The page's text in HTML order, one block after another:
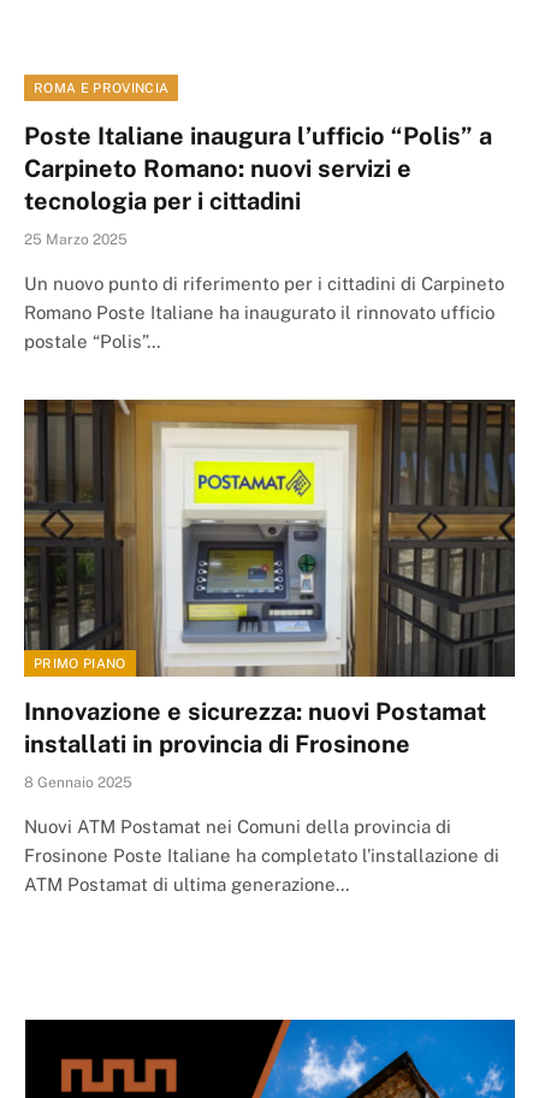
ROMA E PROVINCIA
Poste Italiane inaugura l’ufficio “Polis” a
Carpineto Romano: nuovi servizi e
tecnologia per i cittadini
25 Marzo 2025
Un nuovo punto di riferimento per i cittadini di Carpineto
Romano Poste Italiane ha inaugurato il rinnovato ufficio
postale “Polis”…
PRIMO PIANO
Innovazione e sicurezza: nuovi Postamat
installati in provincia di Frosinone
8 Gennaio 2025
Nuovi ATM Postamat nei Comuni della provincia di
Frosinone Poste Italiane ha completato l’installazione di
ATM Postamat di ultima generazione…